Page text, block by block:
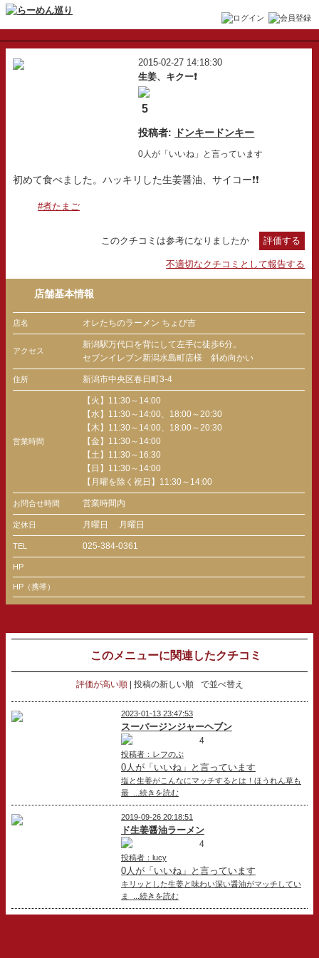
2015-02-27 14:18:30
生姜、キクー❗
5
投稿者: ドンキードンキー
0人が「いいね」と言っています
初めて食べました。ハッキリした生姜醤油、サイコー❗❗
#煮たまご
このクチコミは参考になりましたか 評価する
不適切なクチコミとして報告する
店舗基本情報
店名 オレたちのラーメン ちょび吉
アクセス
新潟駅万代口を背にして左手に徒歩6分。
セブンイレブン新潟水島町店様 斜め向かい
住所 新潟市中央区春日町3-4
営業時間
【火】11:30～14:00
【水】11:30～14:00、18:00～20:30
【木】11:30～14:00、18:00～20:30
【金】11:30～14:00
【土】11:30～16:30
【日】11:30～14:00
【月曜を除く祝日】11:30～14:00
お問合せ時間 営業時間内
定休日 月曜日 月曜日
TEL 025-384-0361
HP
HP（携帯）
このメニューに関連したクチコミ
評価が高い順 投稿の新しい順 で並べ替え
2023-01-13 23:47:53
スーパージンジャーヘブン
4
投稿者：レフのぶ
0人が「いいね」と言っています
塩と生姜がこんなにマッチするとは！ほうれん草も
最 ...続きを読む
2019-09-26 20:18:51
ド生姜醤油ラーメン
4
投稿者：lucy
0人が「いいね」と言っています
キリッとした生姜と味わい深い醤油がマッチしてい
ま ...続きを読む